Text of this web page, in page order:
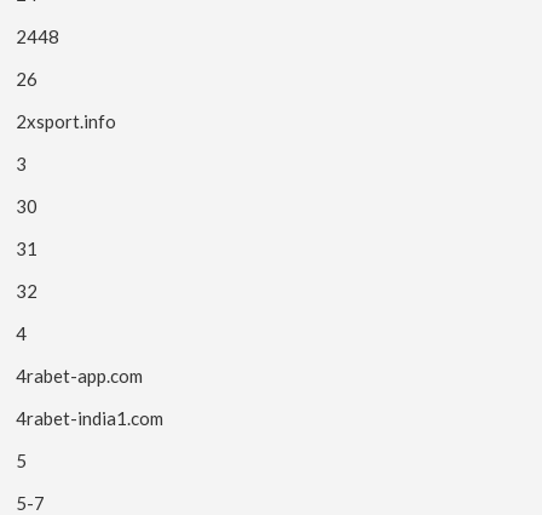
2448
26
2xsport.info
3
30
31
32
4
4rabet-app.com
4rabet-india1.com
5
5-7